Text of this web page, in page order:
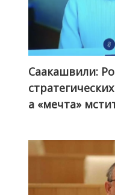
Саакашвили:
а «мечта»